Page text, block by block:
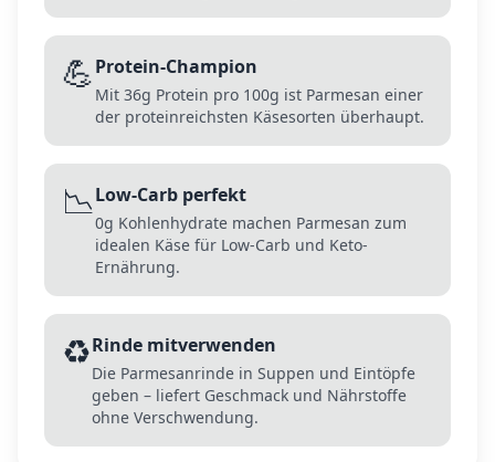
💪Protein-Champion
Mit 36g Protein pro 100g ist Parmesan einer
der proteinreichsten Käsesorten überhaupt.
📉Low-Carb perfekt
0g Kohlenhydrate machen Parmesan zum
idealen Käse für Low-Carb und Keto-
Ernährung.
♻️Rinde mitverwenden
Die Parmesanrinde in Suppen und Eintöpfe
geben – liefert Geschmack und Nährstoffe
ohne Verschwendung.